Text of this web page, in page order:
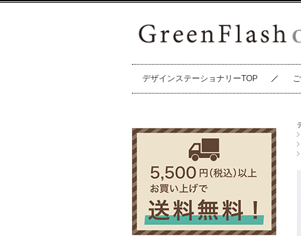
デザインステーショナリーTOP